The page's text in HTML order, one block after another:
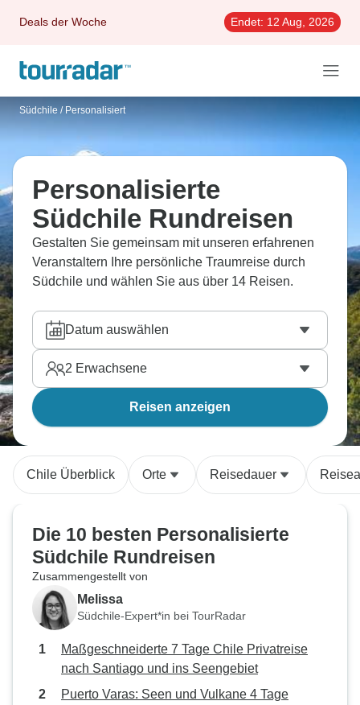
Deals der Woche Endet: 12 Aug, 2026
Südchile / Personalisiert
Personalisierte
Südchile Rundreisen
Gestalten Sie gemeinsam mit unseren erfahrenen
Veranstaltern Ihre persönliche Traumreise durch
Südchile und wählen Sie aus über 14 Reisen.
Datum auswählen
2 Erwachsene
Reisen anzeigen
Chile Überblick Orte Reisedauer
Die 10 besten Personalisierte
Südchile Rundreisen
Zusammengestellt von
Melissa
Südchile-Expert*in bei TourRadar
Maßgeschneiderte 7 Tage Chile Privatreise
nach Santiago und ins Seengebiet
Puerto Varas: Seen und Vulkane 4 Tage